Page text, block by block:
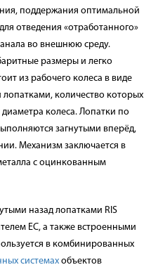
поддержания оптимальной
отведения «отработанного»
во внешнюю среду.
размеры и легко
из рабочего колеса в виде
количество которых
колеса. Лопатки по
загнутыми вперёд,
Механизм заключается в
с оцинкованным
назад лопатками RIS
EC, а также встроенными
в комбинированных
системах объектов